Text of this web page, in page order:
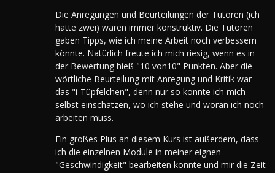
Die Anregungen und Beurteilungen der Tutoren (ich
hatte zwei) waren immer konstruktiv. Die Tutoren
gaben Tipps, wie ich meine Arbeit noch verbessern
könnte. Natürlich freute ich mich riesig, wenn es in
der Bewertung hieß "10 von10" Punkten. Aber die
wörtliche Beurteilung mit Anregung und Kritik war
das "i-Tüpfelchen", denn nur so konnte ich mich
selbst einschätzen, wo ich stehe und woran ich noch
arbeiten muss.
Ein großes Plus an diesem Kurs ist außerdem, dass
ich die einzelnen Module in meiner eignen
"Geschwindigkeit" bearbeiten konnte und mir die Zeit